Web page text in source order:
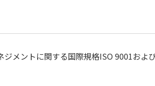
メントに関する国際規格ISO 9001およ